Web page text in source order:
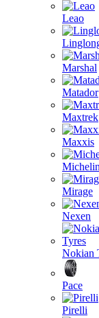
Leao
Marshal
Matador
Maxtrek
Maxxis
Michelin
Mirage
Nexen
Nokian
Pace
Pirelli